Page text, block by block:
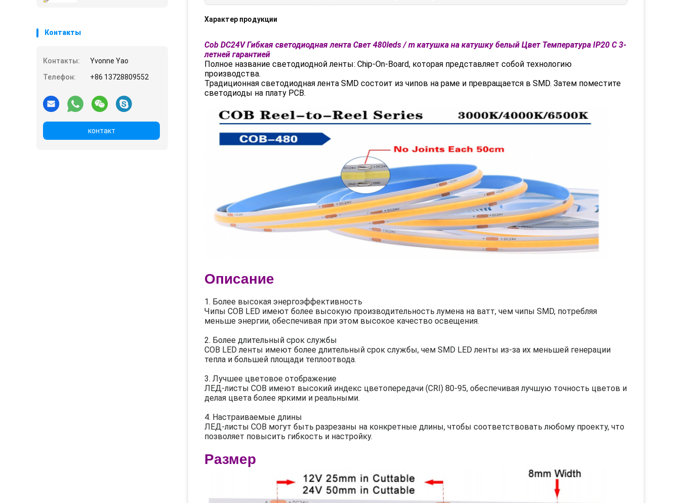
Контакты
Контакты:
Yvonne Yao
Телефон:
+86 13728809552
контакт
Характер продукции
Cob DC24V Гибкая светодиодная лента Свет 480leds / m катушка на катушку белый Цвет Температура IP20 С 3-
летней гарантией
Полное название светодиодной ленты: Chip-On-Board, которая представляет собой технологию
производства.
Традиционная светодиодная лента SMD состоит из чипов на раме и превращается в SMD. Затем поместите
светодиоды на плату PCB.
Описание
1. Более высокая энергоэффективность
Чипы COB LED имеют более высокую производительность лумена на ватт, чем чипы SMD, потребляя
меньше энергии, обеспечивая при этом высокое качество освещения.
2. Более длительный срок службы
COB LED ленты имеют более длительный срок службы, чем SMD LED ленты из-за их меньшей генерации
тепла и большей площади теплоотвода.
3. Лучшее цветовое отображение
ЛЕД-листы COB имеют высокий индекс цветопередачи (CRI) 80-95, обеспечивая лучшую точность цветов и
делая цвета более яркими и реальными.
4. Настраиваемые длины
ЛЕД-листы COB могут быть разрезаны на конкретные длины, чтобы соответствовать любому проекту, что
позволяет повысить гибкость и настройку.
Размер